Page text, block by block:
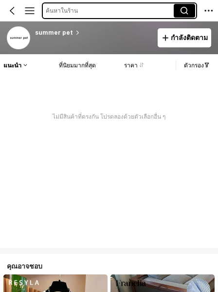
ค้นหาในร้าน
summer pet
กำลังติดตาม
แนะนำ ที่นิยมมากที่สุด ราคา ตัวกรอง
ไม่มีสินค้าที่ตรงกัน โปรดลองด้วยตัวเลือกอื่น ๆ
คุณอาจชอบ